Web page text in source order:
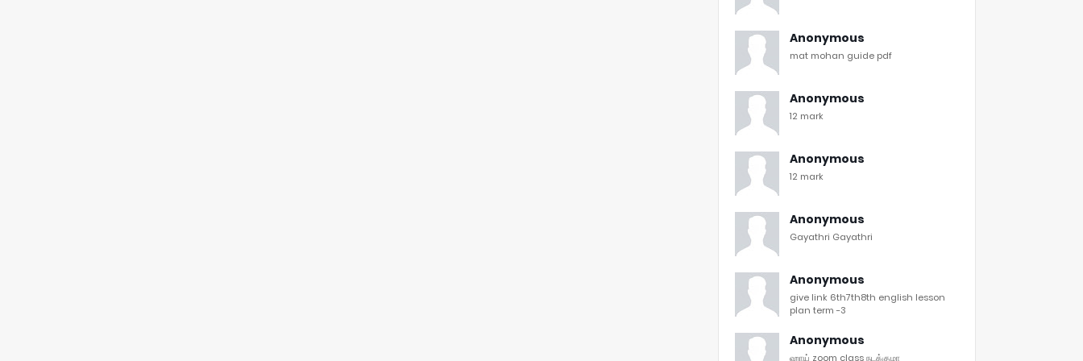
Anonymous
mat mohan guide pdf
Anonymous
12 mark
Anonymous
12 mark
Anonymous
Gayathri Gayathri
Anonymous
give link 6th7th8th english lesson
plan term -3
Anonymous
ஹாய் zoom class நடக்குமா